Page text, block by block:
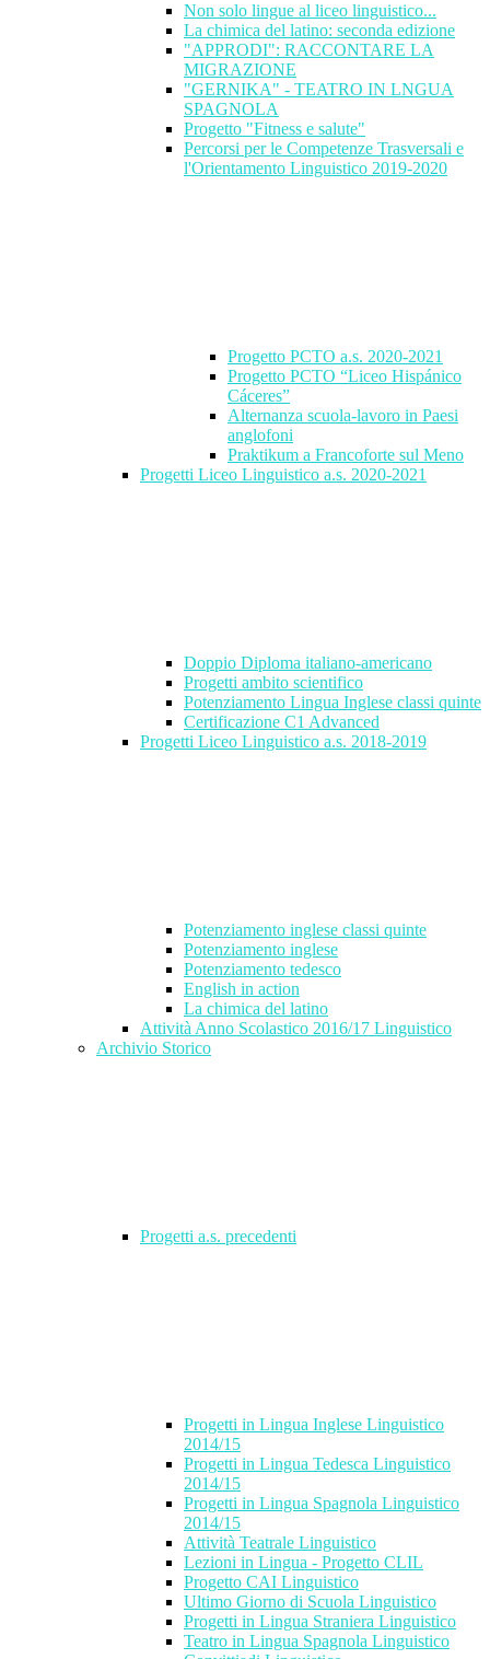
Non solo lingue al liceo linguistico...
La chimica del latino: seconda edizione
"APPRODI": RACCONTARE LA
MIGRAZIONE
"GERNIKA" - TEATRO IN LNGUA
SPAGNOLA
Progetto "Fitness e salute"
Percorsi per le Competenze Trasversali e
l'Orientamento Linguistico 2019-2020
Progetto PCTO a.s. 2020-2021
Progetto PCTO “Liceo Hispánico
Cáceres”
Alternanza scuola-lavoro in Paesi
anglofoni
Praktikum a Francoforte sul Meno
Progetti Liceo Linguistico a.s. 2020-2021
Doppio Diploma italiano-americano
Progetti ambito scientifico
Potenziamento Lingua Inglese classi quinte
Certificazione C1 Advanced
Progetti Liceo Linguistico a.s. 2018-2019
Potenziamento inglese classi quinte
Potenziamento inglese
Potenziamento tedesco
English in action
La chimica del latino
Attività Anno Scolastico 2016/17 Linguistico
Archivio Storico
Progetti a.s. precedenti
Progetti in Lingua Inglese Linguistico
2014/15
Progetti in Lingua Tedesca Linguistico
2014/15
Progetti in Lingua Spagnola Linguistico
2014/15
Attività Teatrale Linguistico
Lezioni in Lingua - Progetto CLIL
Progetto CAI Linguistico
Ultimo Giorno di Scuola Linguistico
Progetti in Lingua Straniera Linguistico
Teatro in Lingua Spagnola Linguistico